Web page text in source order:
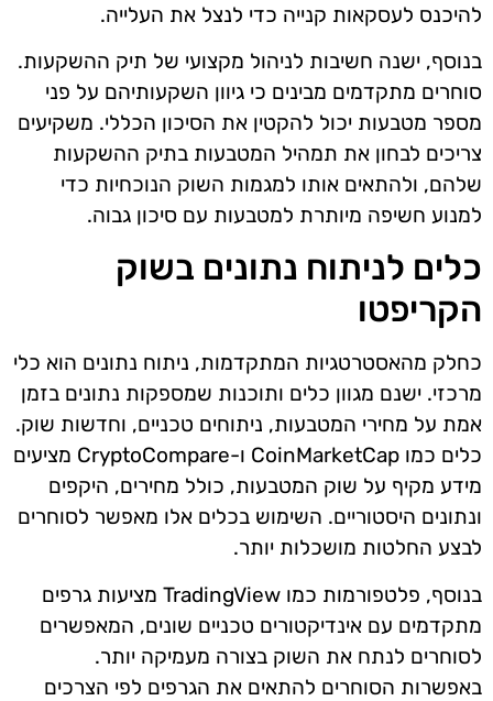
להיכנס לעסקאות קנייה כדי לנצל את העלייה.
בנוסף, ישנה חשיבות לניהול מקצועי של תיק ההשקעות.
סוחרים מתקדמים מבינים כי גיוון השקעותיהם על פני
מספר מטבעות יכול להקטין את הסיכון הכללי. משקיעים
צריכים לבחון את תמהיל המטבעות בתיק ההשקעות
שלהם, ולהתאים אותו למגמות השוק הנוכחיות כדי
למנוע חשיפה מיותרת למטבעות עם סיכון גבוה.
כלים לניתוח נתונים בשוק
הקריפטו
כחלק מהאסטרטגיות המתקדמות, ניתוח נתונים הוא כלי
מרכזי. ישנם מגוון כלים ותוכנות שמספקות נתונים בזמן
אמת על מחירי המטבעות, ניתוחים טכניים, וחדשות שוק.
כלים כמו CoinMarketCap ו-CryptoCompare מציעים
מידע מקיף על שוק המטבעות, כולל מחירים, היקפים
ונתונים היסטוריים. השימוש בכלים אלו מאפשר לסוחרים
לבצע החלטות מושכלות יותר.
בנוסף, פלטפורמות כמו TradingView מציעות גרפים
מתקדמים עם אינדיקטורים טכניים שונים, המאפשרים
לסוחרים לנתח את השוק בצורה מעמיקה יותר.
באפשרות הסוחרים להתאים את הגרפים לפי הצרכים